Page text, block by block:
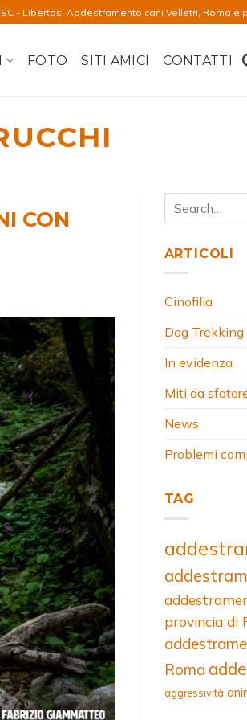
- Libertas. Addestramento cani Velletri, Roma e
FOTO SITI AMICI CONTATTI
CON
ARTICOLI
Cinofilia
Dog Trekking
In evidenza
Miti da
News
Problemi
TAG
provincia di
Roma
aggressività